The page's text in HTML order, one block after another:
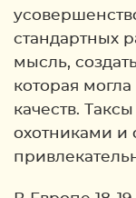
стандартных
мысль,
которая
качеств.
охотниками и